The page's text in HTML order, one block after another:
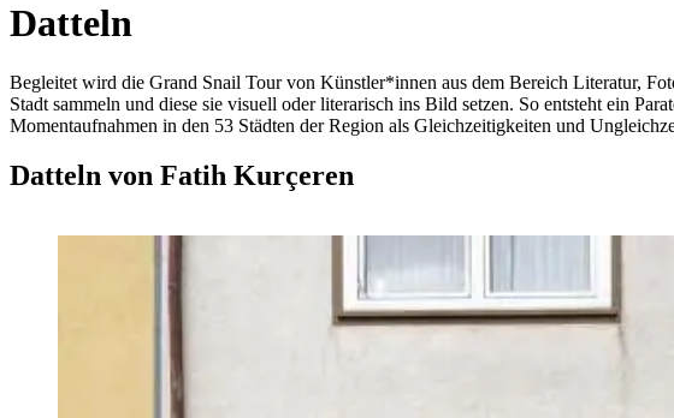
Datteln
Begleitet wird die Grand Snail Tour von Künstler*innen aus dem Bereich Literatur,
Stadt sammeln und diese sie visuell oder literarisch ins Bild setzen. So entsteht ein
Momentaufnahmen in den 53 Städten der Region als Gleichzeitigkeiten und
Datteln von Fatih Kurçeren